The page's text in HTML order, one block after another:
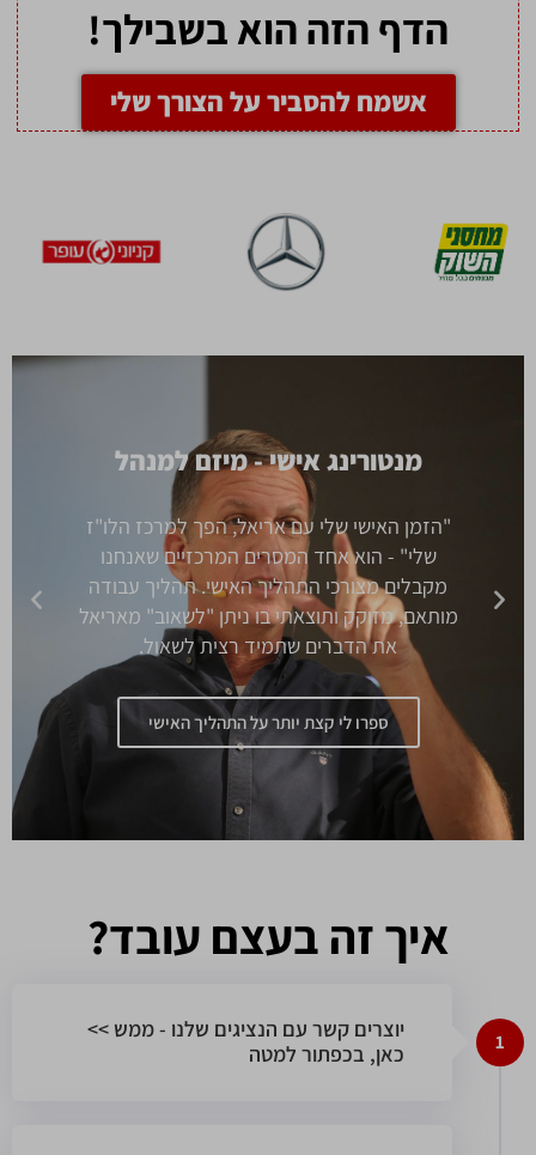
הדף הזה הוא בשבילך!
אשמח להסביר על הצורך שלי
מנטורינג אישי - מיזם למנהל
"הזמן האישי שלי עם אריאל, הפך למרכז הלו"ז
שלי" - הוא אחד המסרים המרכזיים שאנחנו
מקבלים מצורכי התהליך האישי. תהליך עבודה
מותאם, מזוקק ותוצאתי בו ניתן "לשאוב" מאריאל
את הדברים שתמיד רצית לשאול.
ספרו לי קצת יותר על התהליך האישי
איך זה בעצם עובד?
<< יוצרים קשר עם הנציגים שלנו - ממש
כאן, בכפתור למטה
1